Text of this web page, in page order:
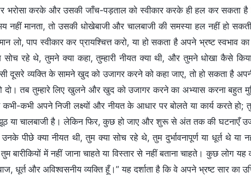
भरोसा करके और उसकी जाँच-पड़ताल को स्वीकार करके ही हल कर सकता
नहीं मानता, तो उसकी धोखेबाजी और चालबाजी की समस्या हल नहीं हो
लो, पाप स्वीकार कर प्रायश्चित्त करो, या हो सकता है अपने भ्रष्ट
रहे थे, तुमने क्या कहा, तुम्हारी नीयत क्या थी, और तुमने धोखा कैसे
दूसरे व्यक्ति के सामने खुद को उजागर करने को कहा जाए, तो हो सकता है
तब तुम्हारे लिए खुलने और खुद को उजागर करने का अभ्यास करना बहुत
कभी-कभी अपने निजी लक्ष्यों और नीयत के आधार पर बोलते या कार्य करते हो;
या चालबाजी है। लेकिन फिर, कुछ हो जाए और शुरू से अंत तक की घटनाएँ
पीछे क्या नीयत थी, तुम क्या सोच रहे थे, तुम दुर्भावनापूर्ण या धूर्त थे
बारीकियों में नहीं जाना चाहते या विस्तार से नहीं बताना चाहते। कुछ लोग
धूर्त और अविश्वसनीय व्यक्ति हूँ।” यह दर्शाता है कि वे अपने भ्रष्ट सार का